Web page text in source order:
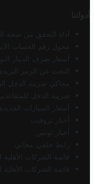
أدواتنا
أداة التحقق من صحة
محول رقم الحساب
أسعار صرف الدينار
البحث عن الرمز
محاكي ضريبة الدخل
ضريبة الدخل
أسعار السيارات
أخبار تروفيت
أخبار تونس
رابط خلفي مجاني
قائمة الشركات الأهلية
قائمة الشركات الأهلية